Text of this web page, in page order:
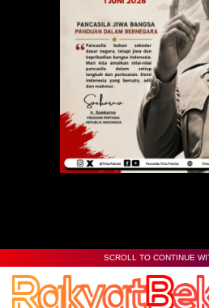
SCROLL TO CONTINUE